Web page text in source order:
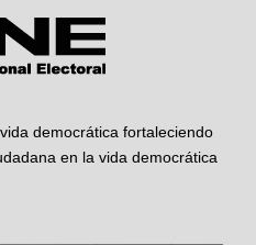
democrática fortaleciendo
en la vida democrática